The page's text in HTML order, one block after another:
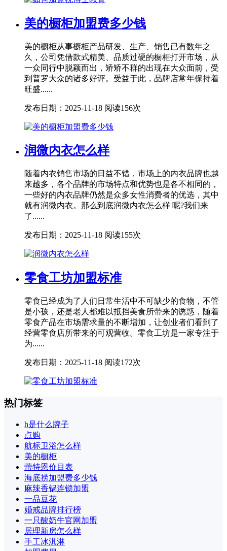
美的橱柜加盟费多少钱
美的橱柜从事橱柜产品研发、生产、销售已有数年之
久，公司凭借款式精美、品质过硬的橱柜打开市场，从
一众同行中脱颖而出，矫矫不群的出现在大众面前，受
到普罗大众的诸多好评。受益于此，品牌店常年保持着
旺盛......
发布日期：2025-11-18 阅读156次
润微内衣怎么样
随着内衣销售市场的日益不错，市场上的内衣品牌也越
来越多，各个品牌的市场特点和优势也是各不相同的，
一些好的内衣品牌仍然是众多女性消费者的优选，其中
就有润微内衣。那么到底润微内衣怎么样 呢?我们来
了......
发布日期：2025-11-18 阅读155次
零食工坊加盟标准
零食已经成为了人们日常生活中不可缺少的食物，不管
是小孩，还是老人都难以抵挡美食所带来的诱惑，随着
零食产品在市场需求量的不断增加，让创业者们看到了
经营零食店所带来的可观营收。零食工坊是一家专注于
为......
发布日期：2025-11-18 阅读172次
热门标签
h是什么牌子
点购
航标卫浴怎么样
美的橱柜
蕾特恩价目表
海底捞加盟费多少钱
麻辣香锅连锁加盟
一品豆花
婚戒品牌排行榜
一只酸奶牛官网加盟
居理新房怎么样
手工冰淇淋